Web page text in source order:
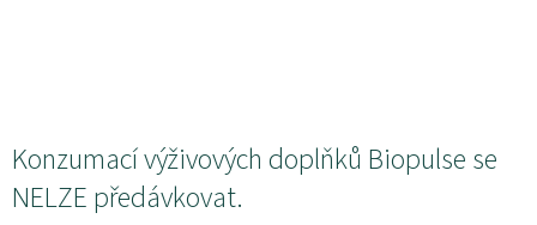
Konzumací výživových doplňků Biopulse se
NELZE předávkovat.